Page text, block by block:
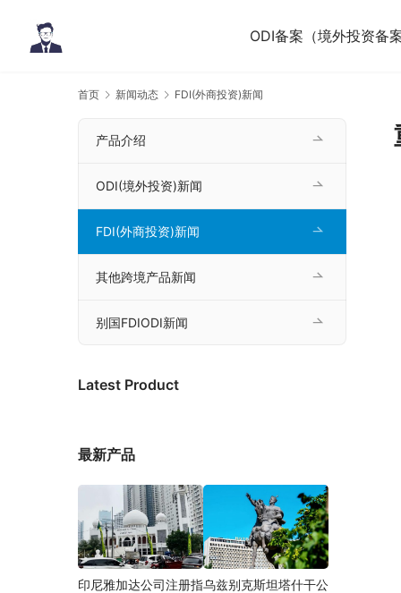
ODI备案（境外投资备
首页 新闻动态 FDI(外商投资)新闻
产品介绍
ODI(境外投资)新闻
FDI(外商投资)新闻
其他跨境产品新闻
别国FDIODI新闻
Latest Product
最新产品
印尼雅加达公司注册指乌兹别克斯坦塔什干公